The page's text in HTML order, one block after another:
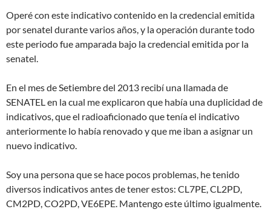
Operé con este indicativo contenido en la credencial emitida
por senatel durante varios años, y la operación durante todo
este periodo fue amparada bajo la credencial emitida por la
senatel.
En el mes de Setiembre del 2013 recibí una llamada de
SENATEL en la cual me explicaron que había una duplicidad de
indicativos, que el radioaficionado que tenía el indicativo
anteriormente lo había renovado y que me iban a asignar un
nuevo indicativo.
Soy una persona que se hace pocos problemas, he tenido
diversos indicativos antes de tener estos: CL7PE, CL2PD,
CM2PD, CO2PD, VE6EPE. Mantengo este último igualmente.